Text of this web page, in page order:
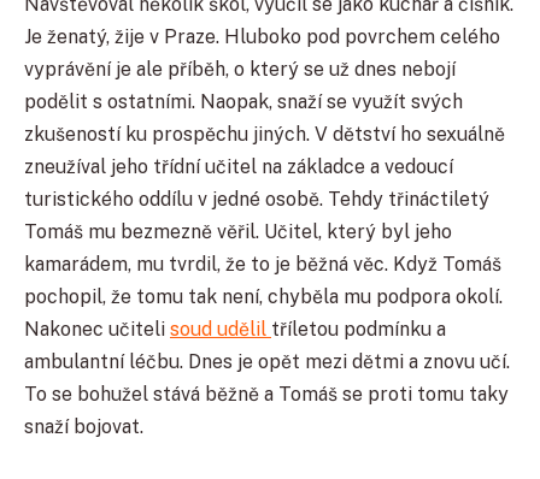
Navštěvoval několik škol, vyučil se jako kuchař a číšník.
Je ženatý, žije v Praze. Hluboko pod povrchem celého
vyprávění je ale příběh, o který se už dnes nebojí
podělit s ostatními. Naopak, snaží se využít svých
zkušeností ku prospěchu jiných. V dětství ho sexuálně
zneužíval jeho třídní učitel na základce a vedoucí
turistického oddílu v jedné osobě. Tehdy třináctiletý
Tomáš mu bezmezně věřil. Učitel, který byl jeho
kamarádem, mu tvrdil, že to je běžná věc. Když Tomáš
pochopil, že tomu tak není, chyběla mu podpora okolí.
Nakonec učiteli soud udělil tříletou podmínku a
ambulantní léčbu. Dnes je opět mezi dětmi a znovu učí.
To se bohužel stává běžně a Tomáš se proti tomu taky
snaží bojovat.